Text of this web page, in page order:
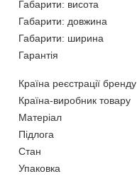
Габарити: висота
Габарити: довжина
Габарити: ширина
Гарантія
Країна реєстрації бренду
Країна-виробник товару
Матеріал
Підлога
Стан
Упаковка